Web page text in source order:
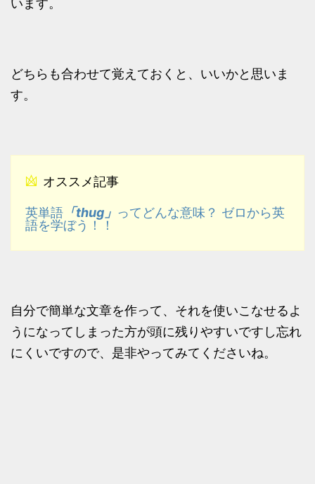
います。
どちらも合わせて覚えておくと、いいかと思いま
す。
オススメ記事
「thug」
語を学ぼう！！
自分で簡単な文章を作って、それを使いこなせるよ
うになってしまった方が頭に残りやすいですし忘れ
にくいですので、是非やってみてくださいね。